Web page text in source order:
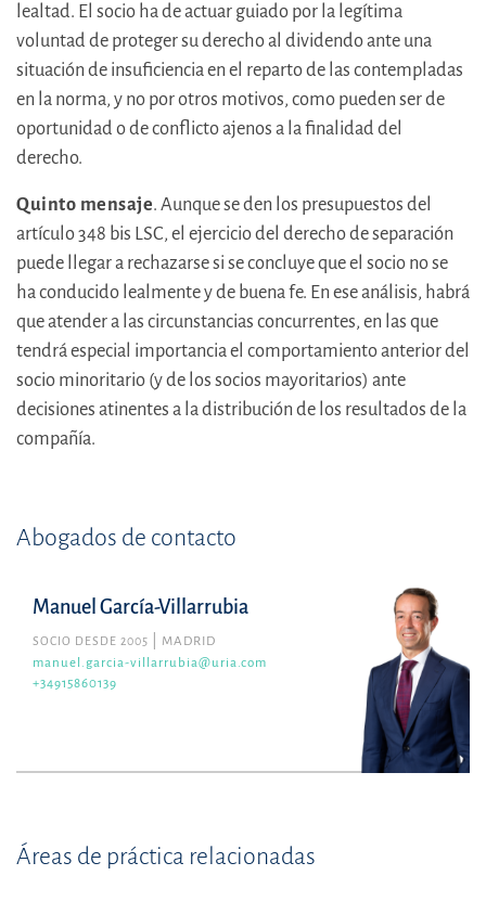
lealtad. El socio ha de actuar guiado por la legítima
voluntad de proteger su derecho al dividendo ante una
situación de insuficiencia en el reparto de las contempladas
en la norma, y no por otros motivos, como pueden ser de
oportunidad o de conflicto ajenos a la finalidad del
derecho.
Quinto mensaje. Aunque se den los presupuestos del
artículo 348 bis LSC, el ejercicio del derecho de separación
puede llegar a rechazarse si se concluye que el socio no se
ha conducido lealmente y de buena fe. En ese análisis, habrá
que atender a las circunstancias concurrentes, en las que
tendrá especial importancia el comportamiento anterior del
socio minoritario (y de los socios mayoritarios) ante
decisiones atinentes a la distribución de los resultados de la
compañía.
Abogados de contacto
Manuel García-Villarrubia
SOCIO DESDE 2005
MADRID
manuel.garcia-villarrubia@uria.com
+34915860139
Áreas de práctica relacionadas